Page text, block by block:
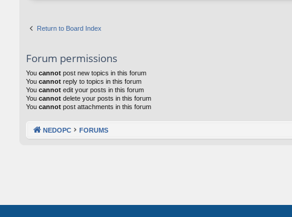
Return to Board Index
Forum permissions
You cannot post new topics in this forum
You cannot reply to topics in this forum
You cannot edit your posts in this forum
You cannot delete your posts in this forum
You cannot post attachments in this forum
NEDOPC FORUMS